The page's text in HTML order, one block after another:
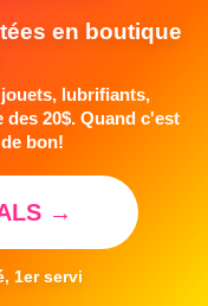
en boutique
lubrifiants,
20$. Quand c'est
bon!
→
1er servi